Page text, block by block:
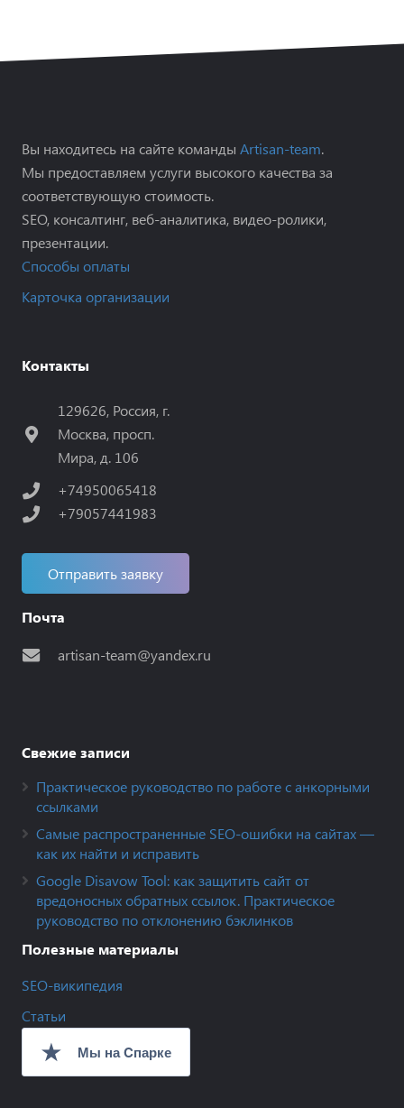
Вы находитесь на сайте команды Artisan-team.
Мы предоставляем услуги высокого качества за
соответствующую стоимость.
SEO, консалтинг, веб-аналитика, видео-ролики,
презентации.
Способы оплаты
Карточка организации
Контакты
129626, Россия, г.
Москва, просп.
Мира, д. 106
+74950065418
+79057441983
Отправить заявку
Почта
artisan-team@yandex.ru
Свежие записи
Практическое руководство по работе с анкорными
ссылками
Самые распространенные SEO-ошибки на сайтах —
как их найти и исправить
Google Disavow Tool: как защитить сайт от
вредоносных обратных ссылок. Практическое
руководство по отклонению бэклинков
Полезные материалы
SEO-википедия
Статьи